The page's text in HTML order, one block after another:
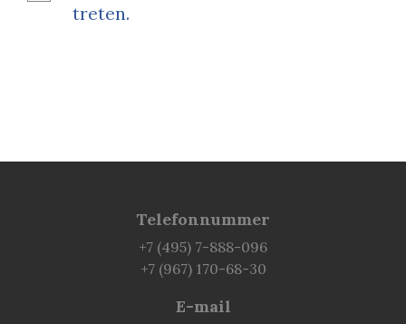
treten.
Telefonnummer
+7 (495) 7-888-096
+7 (967) 170-68-30
E-mail